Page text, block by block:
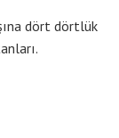
dört dörtlük